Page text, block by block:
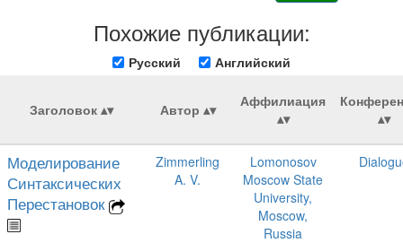
Похожие публикации:
Русский Английский
Заголовок Автор Аффилиация
Моделирование
Синтаксических
Перестановок
Zimmerling
A. V.
Lomonosov
Moscow State
University,
Moscow,
Russia